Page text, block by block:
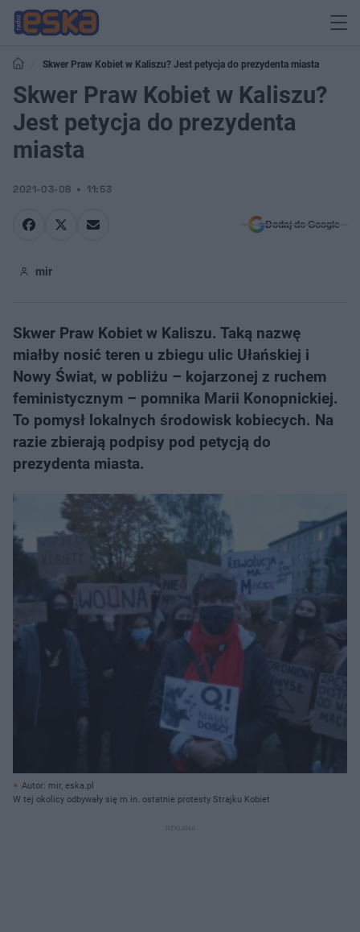
Skwer Praw Kobiet w Kaliszu? Jest petycja do prezydenta miasta
Skwer Praw Kobiet w Kaliszu?
Jest petycja do prezydenta
miasta
2021-03-08 11:53
Dodaj do Google
mir
Skwer Praw Kobiet w Kaliszu. Taką nazwę
miałby nosić teren u zbiegu ulic Ułańskiej i
Nowy Świat, w pobliżu – kojarzonej z ruchem
feministycznym – pomnika Marii Konopnickiej.
To pomysł lokalnych środowisk kobiecych. Na
razie zbierają podpisy pod petycją do
prezydenta miasta.
Autor: mir, eska.pl
W tej okolicy odbywały się m.in. ostatnie protesty Strajku Kobiet